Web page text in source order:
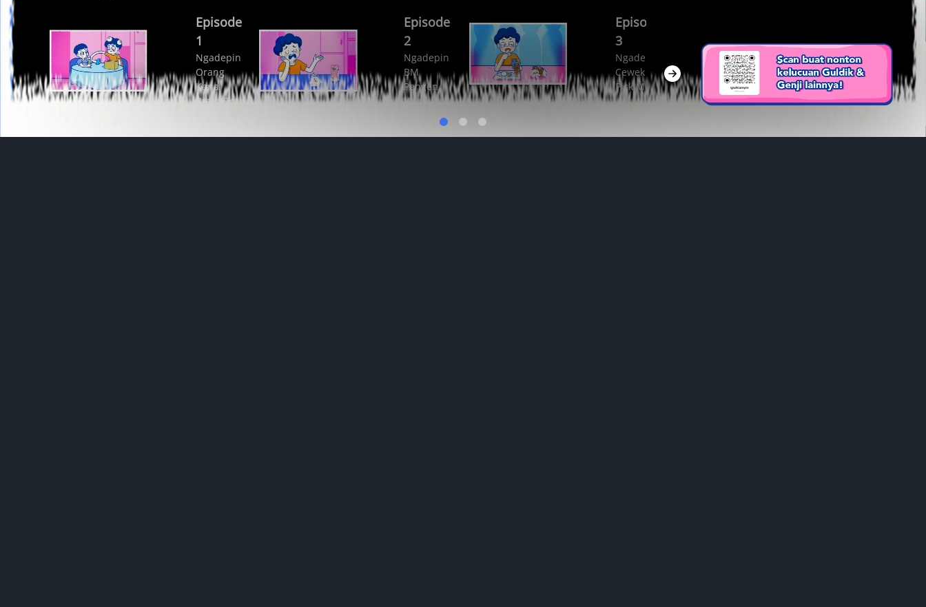
Episode
1
Ngadepin
Orang
Kena
Brain Rot
Episode
2
Ngadepin
BM
Pengen
Viral
Episode
3
Ngadepin
Cewek
Pick Me
1
Ngadepin
Orang
Kena
Brain Rot